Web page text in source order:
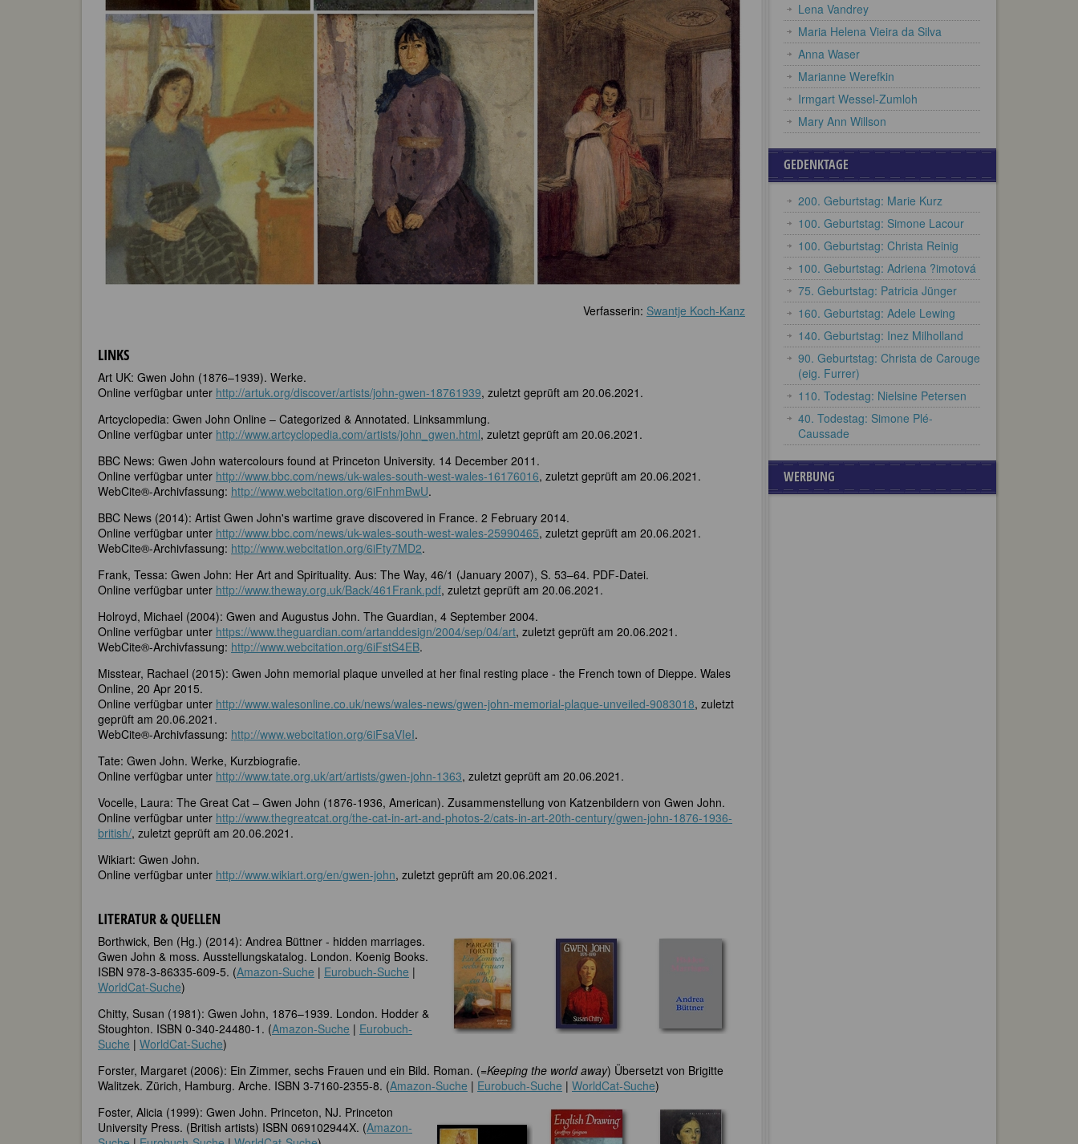
Verfasserin: Swantje Koch-Kanz
LINKS
Art UK: Gwen John (1876–1939). Werke.
Online verfügbar unter http://artuk.org/discover/artists/john-gwen-18761939, zuletzt geprüft am 20.06.2021.
Artcyclopedia: Gwen John Online – Categorized & Annotated. Linksammlung.
Online verfügbar unter http://www.artcyclopedia.com/artists/john_gwen.html, zuletzt geprüft am 20.06.2021.
BBC News: Gwen John watercolours found at Princeton University. 14 December 2011.
Online verfügbar unter http://www.bbc.com/news/uk-wales-south-west-wales-16176016, zuletzt geprüft am 20.06.2021.
WebCite®-Archivfassung: http://www.webcitation.org/6iFnhmBwU.
BBC News (2014): Artist Gwen John's wartime grave discovered in France. 2 February 2014.
Online verfügbar unter http://www.bbc.com/news/uk-wales-south-west-wales-25990465, zuletzt geprüft am 20.06.2021.
WebCite®-Archivfassung: http://www.webcitation.org/6iFty7MD2.
Frank, Tessa: Gwen John: Her Art and Spirituality. Aus: The Way, 46/1 (January 2007), S. 53–64. PDF-Datei.
Online verfügbar unter http://www.theway.org.uk/Back/461Frank.pdf, zuletzt geprüft am 20.06.2021.
Holroyd, Michael (2004): Gwen and Augustus John. The Guardian, 4 September 2004.
Online verfügbar unter https://www.theguardian.com/artanddesign/2004/sep/04/art, zuletzt geprüft am 20.06.2021.
WebCite®-Archivfassung: http://www.webcitation.org/6iFstS4EB.
Misstear, Rachael (2015): Gwen John memorial plaque unveiled at her final resting place - the French town of Dieppe. Wales
Online, 20 Apr 2015.
Online verfügbar unter http://www.walesonline.co.uk/news/wales-news/gwen-john-memorial-plaque-unveiled-9083018, zuletzt
geprüft am 20.06.2021.
WebCite®-Archivfassung: http://www.webcitation.org/6iFsaVIeI.
Tate: Gwen John. Werke, Kurzbiografie.
Online verfügbar unter http://www.tate.org.uk/art/artists/gwen-john-1363, zuletzt geprüft am 20.06.2021.
Vocelle, Laura: The Great Cat – Gwen John (1876-1936, American). Zusammenstellung von Katzenbildern von Gwen John.
Online verfügbar unter http://www.thegreatcat.org/the-cat-in-art-and-photos-2/cats-in-art-20th-century/gwen-john-1876-1936-
british/, zuletzt geprüft am 20.06.2021.
Wikiart: Gwen John.
Online verfügbar unter http://www.wikiart.org/en/gwen-john, zuletzt geprüft am 20.06.2021.
LITERATUR & QUELLEN
Borthwick, Ben (Hg.) (2014): Andrea Büttner - hidden marriages.
Gwen John & moss. Ausstellungskatalog. London. Koenig Books.
ISBN 978-3-86335-609-5. (Amazon-Suche | Eurobuch-Suche |
WorldCat-Suche)
Chitty, Susan (1981): Gwen John, 1876–1939. London. Hodder &
Stoughton. ISBN 0-340-24480-1. (Amazon-Suche | Eurobuch-
Suche | WorldCat-Suche)
Forster, Margaret (2006): Ein Zimmer, sechs Frauen und ein Bild. Roman. (=Keeping the world away) Übersetzt von Brigitte
Walitzek. Zürich, Hamburg. Arche. ISBN 3-7160-2355-8. (Amazon-Suche | Eurobuch-Suche | WorldCat-Suche)
Foster, Alicia (1999): Gwen John. Princeton, NJ. Princeton
University Press. (British artists) ISBN 069102944X. (Amazon-
Lena Vandrey
Maria Helena Vieira da Silva
Anna Waser
Marianne Werefkin
Irmgart Wessel-Zumloh
Mary Ann Willson
GEDENKTAGE
200. Geburtstag: Marie Kurz
100. Geburtstag: Simone Lacour
100. Geburtstag: Christa Reinig
100. Geburtstag: Adriena ?imotová
75. Geburtstag: Patricia Jünger
160. Geburtstag: Adele Lewing
140. Geburtstag: Inez Milholland
90. Geburtstag: Christa de Carouge
(eig. Furrer)
110. Todestag: Nielsine Petersen
40. Todestag: Simone Plé-
Caussade
WERBUNG